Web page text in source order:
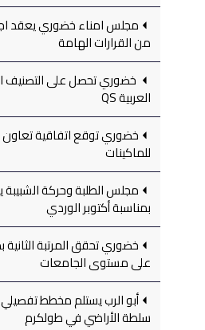
مجلس امناء خضوري يعقد
من القرارات الهامة
خضوري تحصل على التصنيف
العربية QS
خضوري توقع اتفاقية
للماكينات
مجلس الطلبة وحركة
بمناسبة أكتوبر الوردي
على مستوى الجامعات
أبو الرب يستلم مخطط
سلطة الأراضي في طولكرم